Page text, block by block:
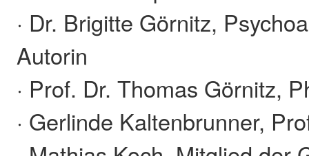
· Dr. Brigitte Görnitz,
Autorin
· Prof. Dr. Thomas Görnitz,
· Gerlinde Kaltenbrunner,